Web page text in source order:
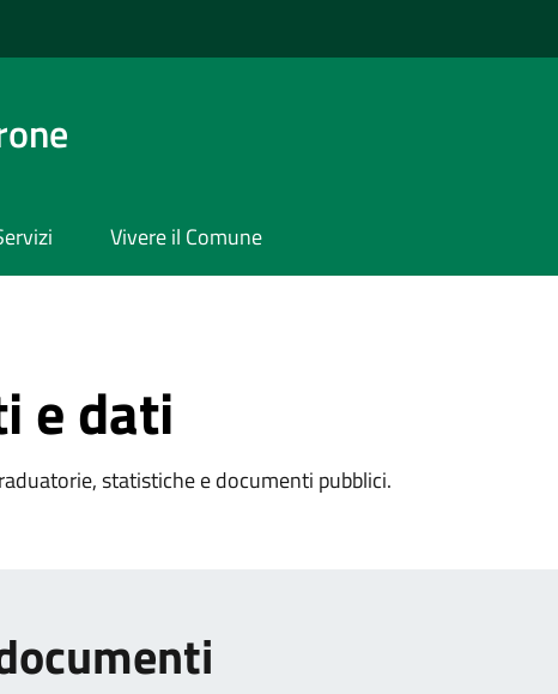
Vivere il Comune
e dati
statistiche e documenti pubblici.